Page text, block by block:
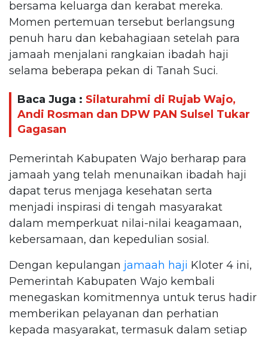
bersama keluarga dan kerabat mereka.
Momen pertemuan tersebut berlangsung
penuh haru dan kebahagiaan setelah para
jamaah menjalani rangkaian ibadah haji
selama beberapa pekan di Tanah Suci.
Baca Juga : Silaturahmi di Rujab Wajo,
Andi Rosman dan DPW PAN Sulsel Tukar
Gagasan
Pemerintah Kabupaten Wajo berharap para
jamaah yang telah menunaikan ibadah haji
dapat terus menjaga kesehatan serta
menjadi inspirasi di tengah masyarakat
dalam memperkuat nilai-nilai keagamaan,
kebersamaan, dan kepedulian sosial.
Dengan kepulangan jamaah haji Kloter 4 ini,
Pemerintah Kabupaten Wajo kembali
menegaskan komitmennya untuk terus hadir
memberikan pelayanan dan perhatian
kepada masyarakat, termasuk dalam setiap